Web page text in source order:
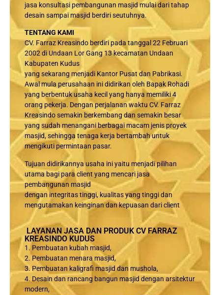
jasa konsultasi pembangunan masjid mulai dari tahap
desain sampai masjid berdiri seutuhnya.
TENTANG KAMI
CV. Farraz Kreasindo berdiri pada tanggal 22 Februari
2002 di Undaan Lor Gang 13 kecamatan Undaan
Kabupaten Kudus
yang sekarang menjadi Kantor Pusat dan Pabrikasi.
Awal mula perusahaan ini didirikan oleh Bapak Rohadi
yang berbentuk usaha kecil yang hanya memiliki 4
orang pekerja. Dengan perjalanan waktu CV. Farraz
Kreasindo semakin berkembang dan semakin besar
yang sudah menangani berbagai macam jenis proyek
masjid, sehingga tenaga kerja bertambah untuk
mengikuti permintaan pasar.
Tujuan didirikannya usaha ini yaitu menjadi pilihan
utama bagi para client yang mencari jasa
pembangunan masjid
dengan integritas tinggi, kualitas yang tinggi dan
mengutamakan keinginan dan kepuasan dari client
LAYANAN JASA DAN PRODUK CV FARRAZ
KREASINDO KUDUS
1. Pembuatan kubah masjid,
2. Pembuatan menara masjid,
3. Pembuatan kaligrafi masjid dan mushola,
4. Desain dan rancang bangun masjid dengan arsitektur
modern,